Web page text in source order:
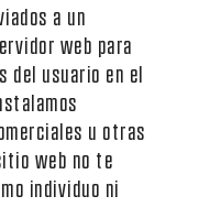
a un
web para
del usuario en el
u otras
web no te
individuo ni